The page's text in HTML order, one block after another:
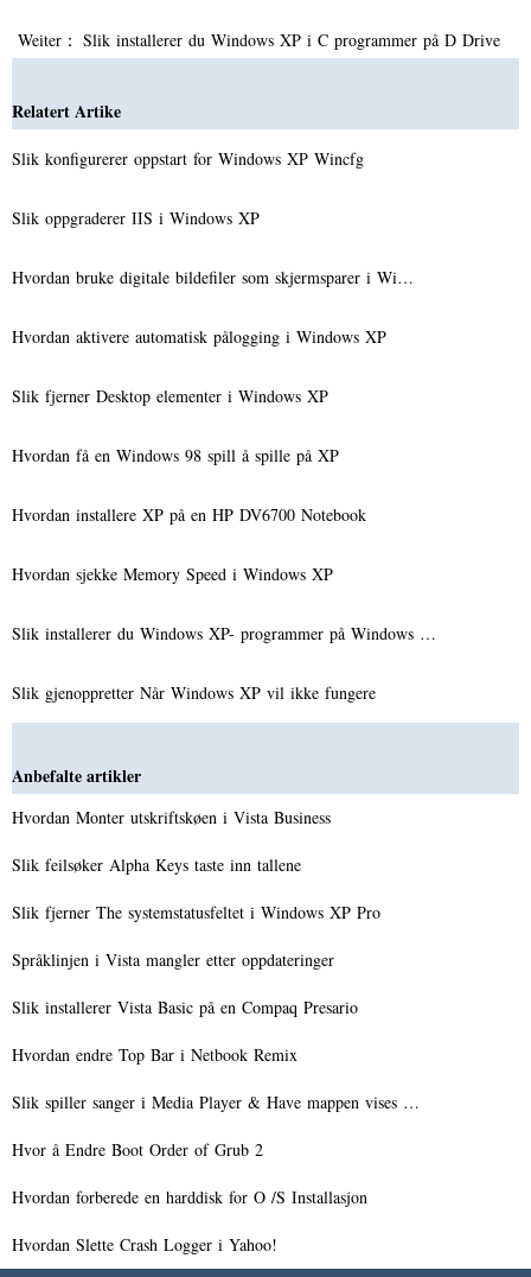
Weiter： Slik installerer du Windows XP i C programmer på D Drive
Relatert Artike
Slik konfigurerer oppstart for Windows XP Wincfg
Slik oppgraderer IIS i Windows XP
Hvordan bruke digitale bildefiler som skjermsparer i Wi…
Hvordan aktivere automatisk pålogging i Windows XP
Slik fjerner Desktop elementer i Windows XP
Hvordan få en Windows 98 spill å spille på XP
Hvordan installere XP på en HP DV6700 Notebook
Hvordan sjekke Memory Speed ​​i Windows XP
Slik installerer du Windows XP- programmer på Windows …
Slik gjenoppretter Når Windows XP vil ikke fungere
Anbefalte artikler
Hvordan Monter utskriftskøen i Vista Business
Slik feilsøker Alpha Keys taste inn tallene
Slik fjerner The systemstatusfeltet i Windows XP Pro
Språklinjen i Vista mangler etter oppdateringer
Slik installerer Vista Basic på en Compaq Presario
Hvordan endre Top Bar i Netbook Remix
Slik spiller sanger i Media Player & Have mappen vises …
Hvor å Endre Boot Order of Grub 2
Hvordan forberede en harddisk for O /S Installasjon
Hvordan Slette Crash Logger i Yahoo!